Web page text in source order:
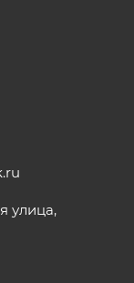
улица,